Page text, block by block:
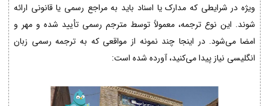
ویژه در شرایطی که مدارک یا اسناد باید به مراجع رسمی یا قانونی ارائه
شوند. این نوع ترجمه، معمولاً توسط مترجم رسمی تأیید شده و مهر و
امضا می‌شود. در اینجا چند نمونه از مواقعی که به ترجمه رسمی زبان
انگلیسی نیاز پیدا می‌کنید، آورده شده است: